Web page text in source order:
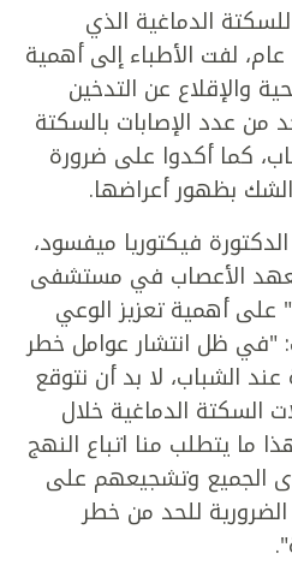
الدماغية الذي
كل عام، لفت الأطباء إلى أهمية
والإقلاع عن التدخين
من عدد الإصابات بالسكتة
كما أكدوا على ضرورة
بظهور أعراضها.
فيكتوريا ميفسود،
الأعصاب في مستشفى
على أهمية تعزيز الوعي
"في ظل انتشار عوامل خطر
عند الشباب، لا بد أن نتوقع
السكتة الدماغية خلال
وهذا ما يتطلب منا اتباع النهج
الجميع وتشجيعهم على
الضرورية للحد من خطر